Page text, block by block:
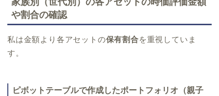
や割合の確認
私は金額より各アセットの保有割合を重視していま
す。
ピボットテーブルで作成したポートフォリオ（親子